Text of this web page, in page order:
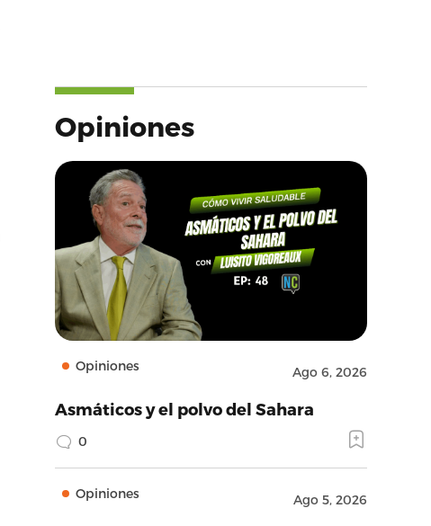
Opiniones
Opiniones Ago 6, 2026
Asmáticos y el polvo del Sahara
0
Opiniones Ago 5, 2026